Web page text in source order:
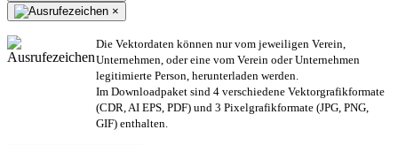
×
Die Vektordaten können nur vom jeweiligen Verein,
Unternehmen, oder eine vom Verein oder Unternehmen
legitimierte Person, herunterladen werden.
Im Downloadpaket sind 4 verschiedene Vektorgrafikformate
(CDR, AI EPS, PDF) und 3 Pixelgrafikformate (JPG, PNG,
GIF) enthalten.